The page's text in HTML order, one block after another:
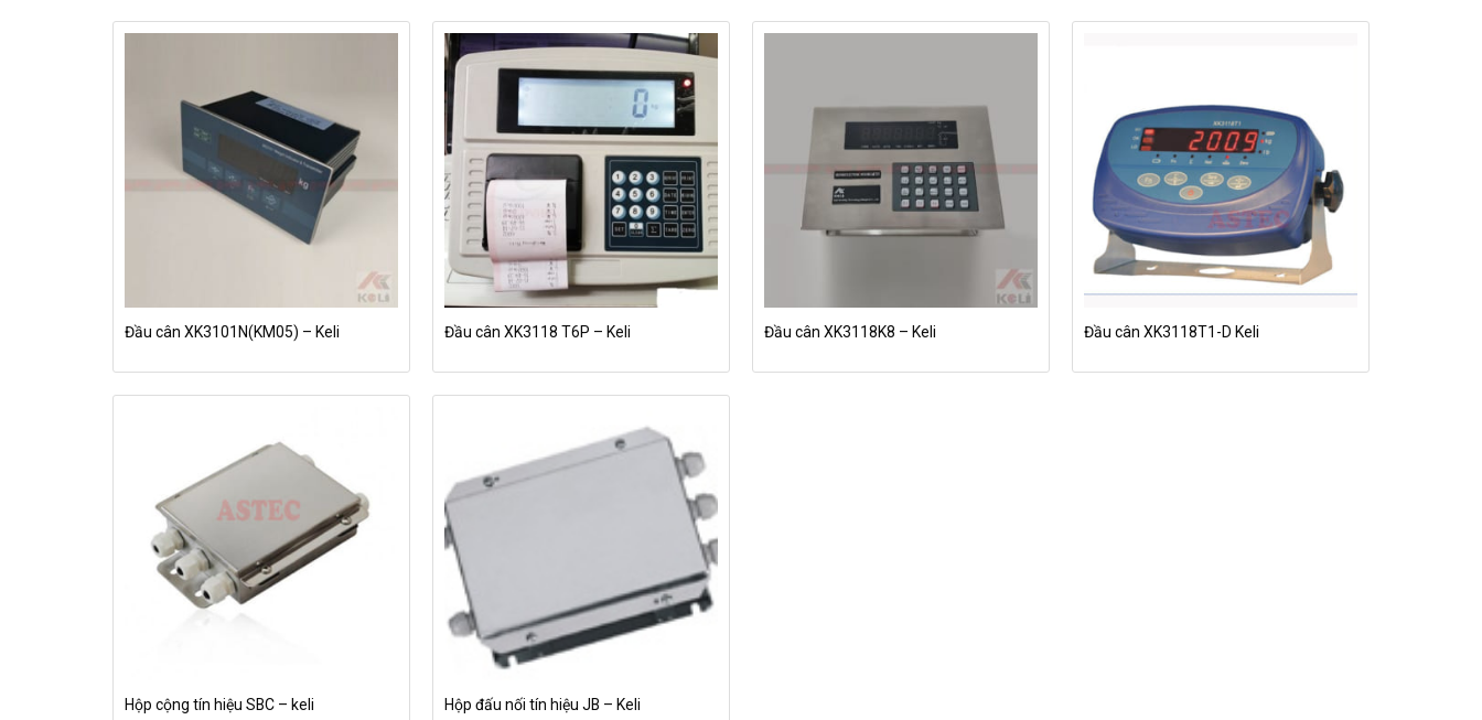
Đầu cân XK3101N(KM05) – Keli Đầu cân XK3118 T6P – Keli Đầu cân XK3118K8 – Keli Đầu cân XK3118T1-D Keli
Hộp cộng tín hiệu SBC – keli Hộp đấu nối tín hiệu JB – Keli